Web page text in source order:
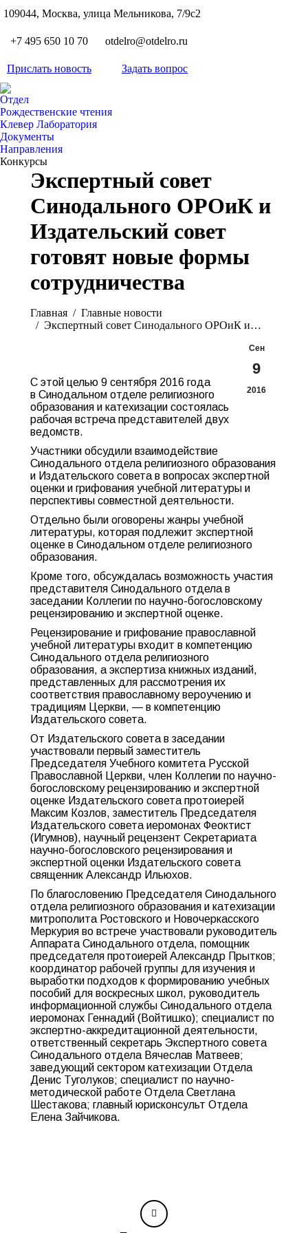
109044, Москва, улица Мельникова, 7/9с2
+7 495 650 10 70 otdelro@otdelro.ru
Прислать новость Задать вопрос
Отдел
Рождественские чтения
Клевер Лаборатория
Документы
Направления
Конкурсы
Экспертный совет
Синодального ОРОиК и
Издательский совет
готовят новые формы
сотрудничества
Главная
Главные новости
Экспертный совет Синодального ОРОиК и…
Сен
9
2016
С этой целью 9 сентября 2016 года
в Синодальном отделе религиозного
образования и катехизации состоялась
рабочая встреча представителей двух
ведомств.
Участники обсудили взаимодействие
Синодального отдела религиозного образования
и Издательского совета в вопросах экспертной
оценки и грифования учебной литературы и
перспективы совместной деятельности.
Отдельно были оговорены жанры учебной
литературы, которая подлежит экспертной
оценке в Синодальном отделе религиозного
образования.
Кроме того, обсуждалась возможность участия
представителя Синодального отдела в
заседании Коллегии по научно-богословскому
рецензированию и экспертной оценке.
Рецензирование и грифование православной
учебной литературы входит в компетенцию
Синодального отдела религиозного
образования, а экспертиза книжных изданий,
представленных для рассмотрения их
соответствия православному вероучению и
традициям Церкви, — в компетенцию
Издательского совета.
От Издательского совета в заседании
участвовали первый заместитель
Председателя Учебного комитета Русской
Православной Церкви, член Коллегии по научно-
богословскому рецензированию и экспертной
оценке Издательского совета протоиерей
Максим Козлов, заместитель Председателя
Издательского совета иеромонах Феоктист
(Игумнов), научный рецензент Секретариата
научно-богословского рецензирования и
экспертной оценки Издательского совета
священник Александр Ильюхов.
По благословению Председателя Синодального
отдела религиозного образования и катехизации
митрополита Ростовского и Новочеркасского
Меркурия во встрече участвовали руководитель
Аппарата Синодального отдела, помощник
председателя протоиерей Александр Прытков;
координатор рабочей группы для изучения и
выработки подходов к формированию учебных
пособий для воскресных школ, руководитель
информационной службы Синодального отдела
иеромонах Геннадий (Войтишко); специалист по
экспертно-аккредитационной деятельности,
ответственный секретарь Экспертного совета
Синодального отдела Вячеслав Матвеев;
заведующий сектором катехизации Отдела
Денис Туголуков; специалист по научно-
методической работе Отдела Светлана
Шестакова; главный юрисконсульт Отдела
Елена Зайчикова.